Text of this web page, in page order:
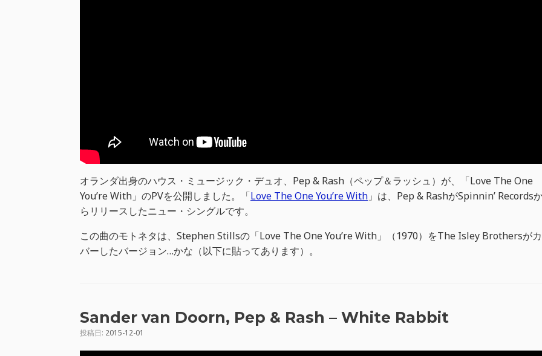
オランダ出身のハウス・ミュージック・デュオ、Pep & Rash（ペップ＆ラッシュ）が、「Love The One
You’re With」のPVを公開しました。「Love The One You’re With 」は、Pep & RashがSpinnin’ Records
らリリースしたニュー・シングルです。
この曲のモトネタは、Stephen Stillsの「Love The One You’re With」（1970）をThe Isley Brothersがカ
バーしたバージョン…かな（以下に貼ってあります）。
Sander van Doorn, Pep & Rash – White Rabbit
投稿日: 2015-12-01